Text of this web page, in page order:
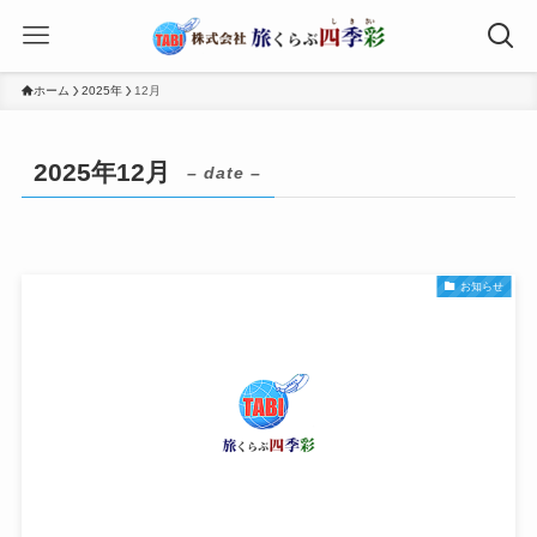
ホーム 2025年 12月
2025年12月 – date –
お知らせ